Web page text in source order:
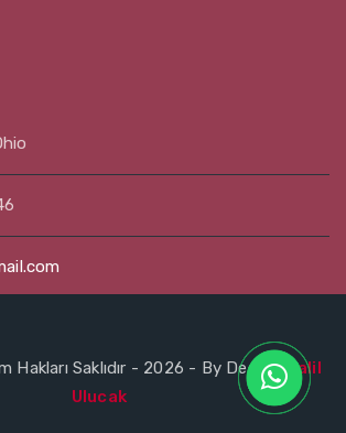
Hakları Saklıdır - 2026 - By DesignHalil
Ulucak